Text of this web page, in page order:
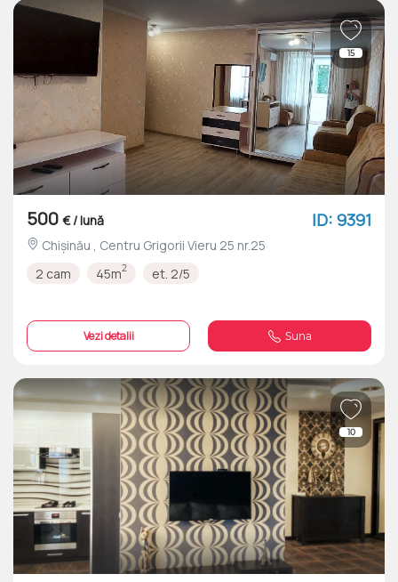
15
500 € / lună ID: 9391
Chișinău , Centru Grigorii Vieru 25 nr.25
2 cam
45m2 et. 2/5
Vezi detalii Suna
10